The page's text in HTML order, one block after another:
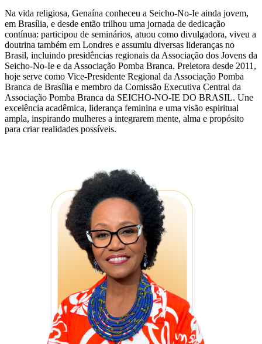
Na vida religiosa, Genaína conheceu a Seicho-No-Ie ainda jovem,
em Brasília, e desde então trilhou uma jornada de dedicação
contínua: participou de seminários, atuou como divulgadora, viveu a
doutrina também em Londres e assumiu diversas lideranças no
Brasil, incluindo presidências regionais da Associação dos Jovens da
Seicho-No-Ie e da Associação Pomba Branca. Preletora desde 2011,
hoje serve como Vice-Presidente Regional da Associação Pomba
Branca de Brasília e membro da Comissão Executiva Central da
Associação Pomba Branca da SEICHO-NO-IE DO BRASIL. Une
excelência acadêmica, liderança feminina e uma visão espiritual
ampla, inspirando mulheres a integrarem mente, alma e propósito
para criar realidades possíveis.